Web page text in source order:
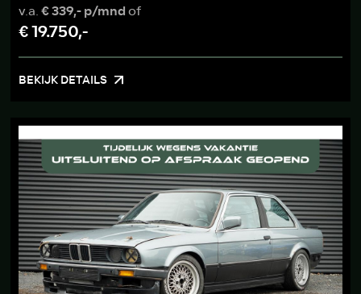
v.a.€ 339,- p/mndof
€ 19.750,-
BEKIJK DETAILS